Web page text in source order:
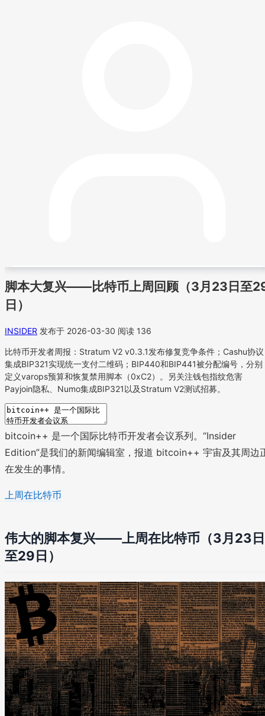
脚本大复兴——比特币上周回顾（3月23日至
日）
INSIDER 发布于 2026-03-30 阅读 136
比特币开发者周报：Stratum V2 v0.3.1发布修复竞争条件；Cashu协议
集成BIP321实现统一支付二维码；BIP440和BIP441被分配编号，分别
定义varops预算和恢复禁用脚本（0xC2）。另关注钱包指纹危害
Payjoin隐私、Numo集成BIP321以及Stratum V2测试招募。
bitcoin++ 是一个国际比特币开发者会议系列。“Insider
Edition”是我们的新闻编辑室，报道 bitcoin++ 宇宙及其周边
在发生的事情。
上周在比特币
伟大的脚本复兴——上周在比特币（3月23日
至29日）